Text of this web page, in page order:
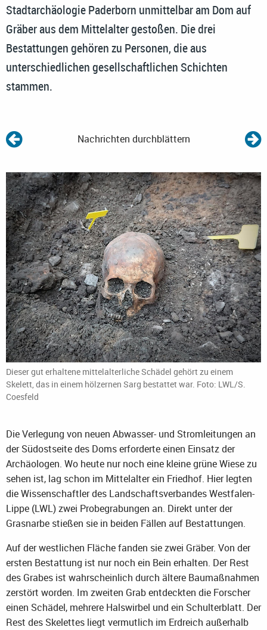
Stadtarchäologie Paderborn unmittelbar am Dom auf
Gräber aus dem Mittelalter gestoßen. Die drei
Bestattungen gehören zu Personen, die aus
unterschiedlichen gesellschaftlichen Schichten
stammen.
Nachrichten durchblättern
Dieser gut erhaltene mittelalterliche Schädel gehört zu einem
Skelett, das in einem hölzernen Sarg bestattet war. Foto: LWL/S.
Coesfeld
Die Verlegung von neuen Abwasser- und Stromleitungen an
der Südostseite des Doms erforderte einen Einsatz der
Archäologen. Wo heute nur noch eine kleine grüne Wiese zu
sehen ist, lag schon im Mittelalter ein Friedhof. Hier legten
die Wissenschaftler des Landschaftsverbandes Westfalen-
Lippe (LWL) zwei Probegrabungen an. Direkt unter der
Grasnarbe stießen sie in beiden Fällen auf Bestattungen.
Auf der westlichen Fläche fanden sie zwei Gräber. Von der
ersten Bestattung ist nur noch ein Bein erhalten. Der Rest
des Grabes ist wahrscheinlich durch ältere Baumaßnahmen
zerstört worden. Im zweiten Grab entdeckten die Forscher
einen Schädel, mehrere Halswirbel und ein Schulterblatt. Der
Rest des Skelettes liegt vermutlich im Erdreich außerhalb